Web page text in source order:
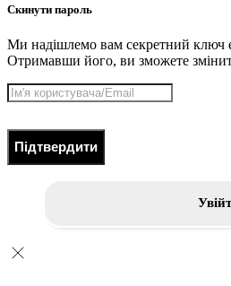
Скинути пароль
Ми надішлемо вам секретний
Отримавши його, ви зможете
Підтвердити